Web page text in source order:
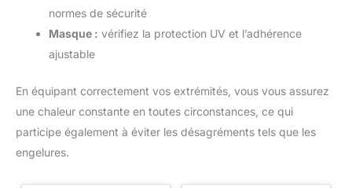
normes de sécurité
Masque : vérifiez la protection UV et l’adhérence
ajustable
En équipant correctement vos extrémités, vous vous assurez
une chaleur constante en toutes circonstances, ce qui
participe également à éviter les désagréments tels que les
engelures.